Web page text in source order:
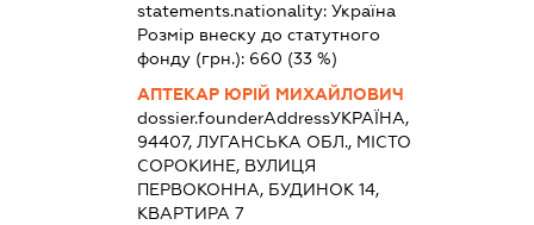
statements.nationality:Україна
Розмір внеску до статутного
фонду (грн.): 660 (33 %)
АПТЕКАР ЮРІЙ МИХАЙЛОВИЧ
dossier.founderAddressУКРАЇНА,
94407, ЛУГАНСЬКА ОБЛ., МІСТО
СОРОКИНЕ, ВУЛИЦЯ
ПЕРВОКОННА, БУДИНОК 14,
КВАРТИРА 7